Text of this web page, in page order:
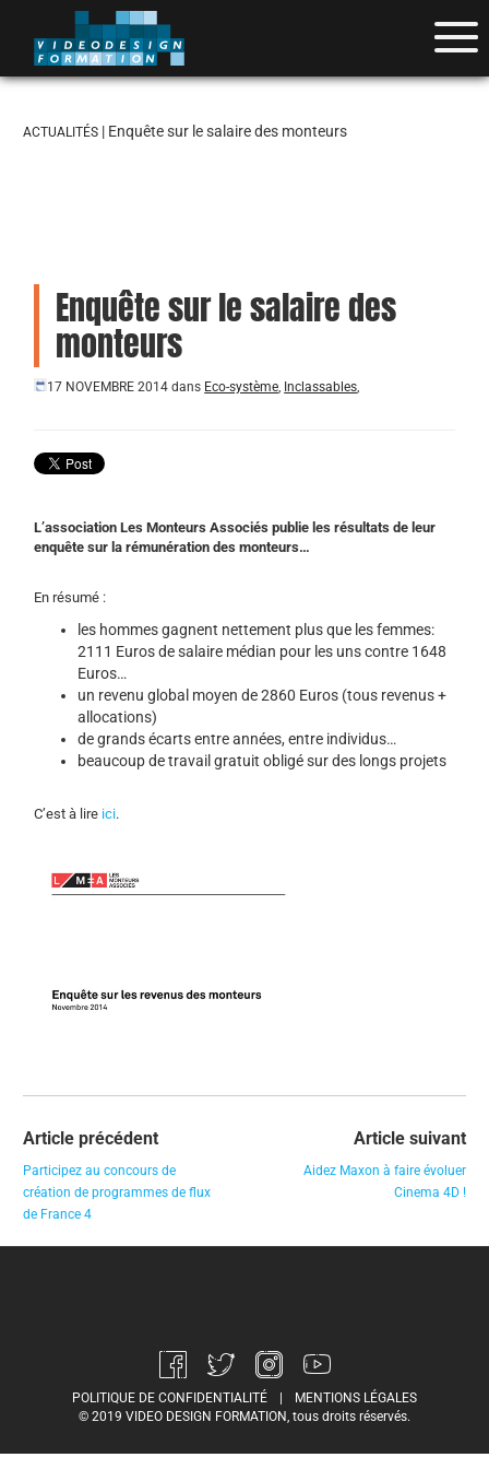
ACTUALITÉS | Enquête sur le salaire des monteurs
Enquête sur le salaire des
monteurs
17 NOVEMBRE 2014 dans Eco-système, Inclassables,
L’association Les Monteurs Associés publie les résultats de leur
enquête sur la rémunération des monteurs…
En résumé :
les hommes gagnent nettement plus que les femmes:
2111 Euros de salaire médian pour les uns contre 1648
Euros…
un revenu global moyen de 2860 Euros (tous revenus +
allocations)
de grands écarts entre années, entre individus…
beaucoup de travail gratuit obligé sur des longs projets
C’est à lire ici.
Article précédent
Participez au concours de
création de programmes de flux
de France 4
Article suivant
Aidez Maxon à faire évoluer
Cinema 4D !
POLITIQUE DE CONFIDENTIALITÉ |
MENTIONS LÉGALES
© 2019 VIDEO DESIGN FORMATION, tous droits réservés.